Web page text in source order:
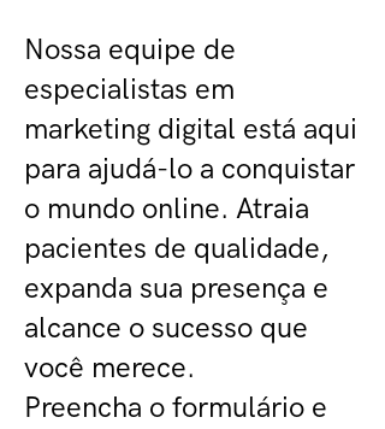
Nossa equipe de
especialistas em
marketing digital está aqui
para ajudá-lo a conquistar
o mundo online. Atraia
pacientes de qualidade,
expanda sua presença e
alcance o sucesso que
você merece.
Preencha o formulário e